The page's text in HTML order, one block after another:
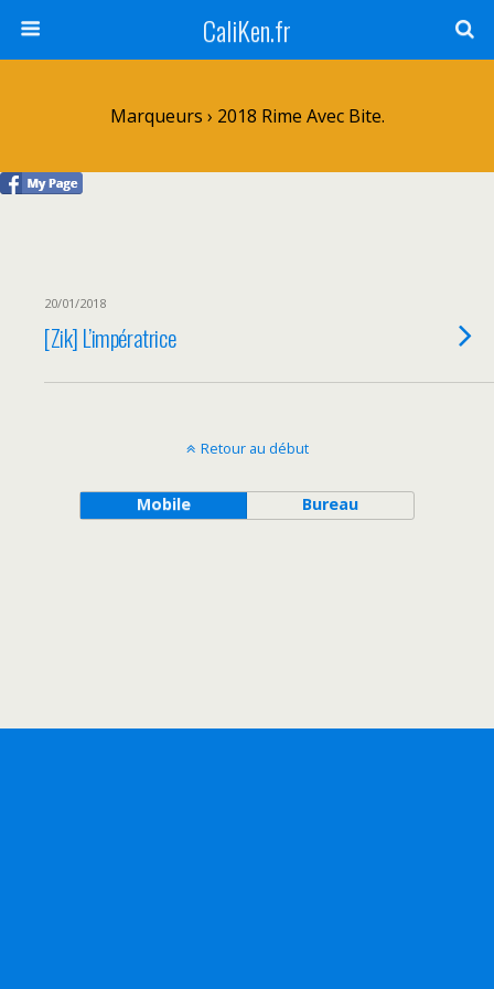
CaliKen.fr
Marqueurs › 2018 Rime Avec Bite.
20/01/2018
[Zik] L’impératrice
Retour au début
Mobile Bureau